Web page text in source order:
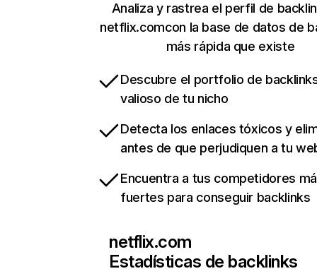
Analiza y rastrea el perfil de
netflix.comcon la base de datos de
más rápida que existe
Descubre el portfolio de
valioso de tu nicho
Detecta los enlaces tóxicos y
antes de que perjudiquen a tu
Encuentra a tus competidores
fuertes para conseguir backlinks
netflix.com
Estadísticas de backlinks